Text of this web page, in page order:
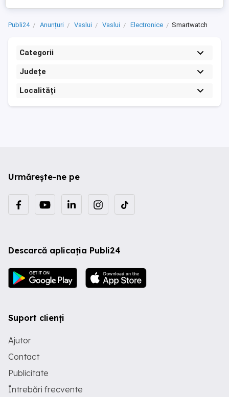
Publi24 Anunțuri Vaslui Vaslui Electronice Smartwatch
Categorii
Județe
Localități
Urmărește-ne pe
Descarcă aplicația Publi24
Suport clienți
Ajutor
Contact
Publicitate
Întrebări frecvente